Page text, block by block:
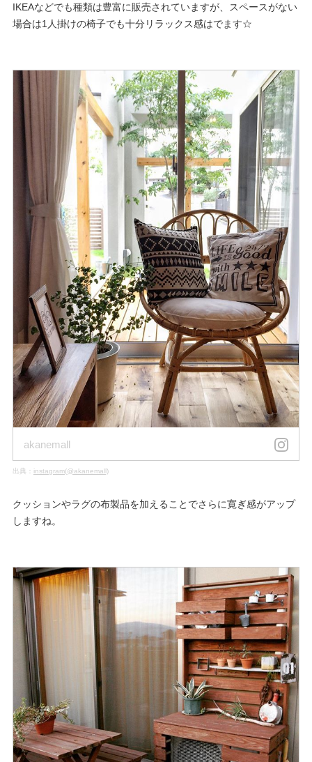
IKEAなどでも種類は豊富に販売されていますが、スペースがない
場合は1人掛けの椅子でも十分リラックス感はでます☆
akanemall
出典： instagram(@akanemall)
クッションやラグの布製品を加えることでさらに寛ぎ感がアップ
しますね。